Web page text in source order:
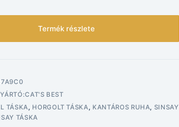
Termék részlete
BEST
TÁSKA, HORGOLT TÁSKA, KANTÁROS RUHA, SINSAY
TÁSKA